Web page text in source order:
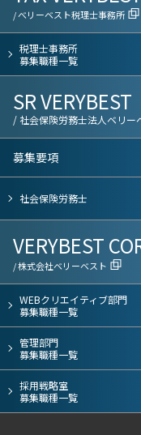
/ べリーベスト税理士事務所
税理士事務所
募集職種一覧
SR VERYBEST
/ 社会保険労務士法人ベリー
募集要項
社会保険労務士
VERYBEST
/ 株式会社ベリーベスト
WEBクリエイティブ部門
募集職種一覧
管理部門
募集職種一覧
採用戦略室
募集職種一覧